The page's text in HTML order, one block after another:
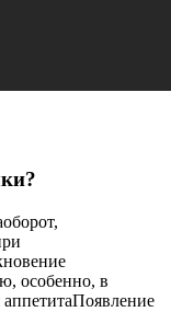
особенно, в